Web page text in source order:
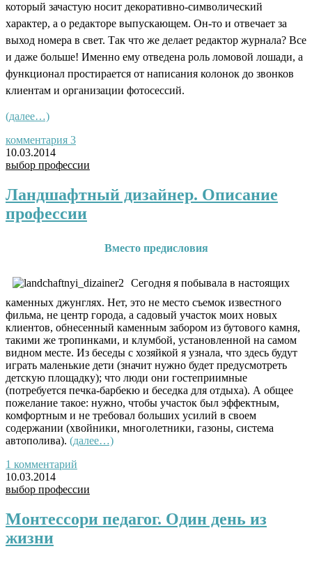
который зачастую носит декоративно-символический
характер, а о редакторе выпускающем. Он-то и отвечает за
выход номера в свет. Так что же делает редактор журнала? Все
и даже больше! Именно ему отведена роль ломовой лошади, а
функционал простирается от написания колонок до звонков
клиентам и организации фотосессий.
(далее…)
комментария 3
10.03.2014
выбор профессии
Ландшафтный дизайнер. Описание
профессии
Вместо предисловия
Сегодня я побывала в настоящих
каменных джунглях. Нет, это не место съемок известного
фильма, не центр города, а садовый участок моих новых
клиентов, обнесенный каменным забором из бутового камня,
такими же тропинками, и клумбой, установленной на самом
видном месте. Из беседы с хозяйкой я узнала, что здесь будут
играть маленькие дети (значит нужно будет предусмотреть
детскую площадку); что люди они гостеприимные
(потребуется печка-барбекю и беседка для отдыха). А общее
пожелание такое: нужно, чтобы участок был эффектным,
комфортным и не требовал больших усилий в своем
содержании (хвойники, многолетники, газоны, система
автополива). (далее…)
1 комментарий
10.03.2014
выбор профессии
Монтессори педагог. Один день из
жизни